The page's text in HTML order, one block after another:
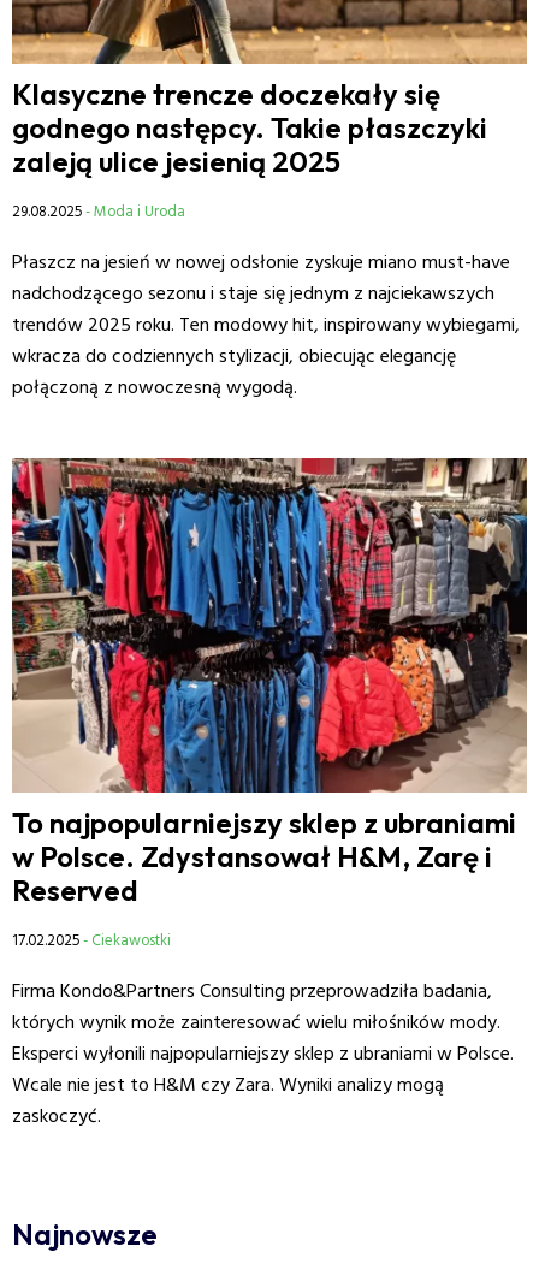
Klasyczne trencze doczekały się
godnego następcy. Takie płaszczyki
zaleją ulice jesienią 2025
29.08.2025- Moda i Uroda
Płaszcz na jesień w nowej odsłonie zyskuje miano must-have
nadchodzącego sezonu i staje się jednym z najciekawszych
trendów 2025 roku. Ten modowy hit, inspirowany wybiegami,
wkracza do codziennych stylizacji, obiecując elegancję
połączoną z nowoczesną wygodą.
To najpopularniejszy sklep z ubraniami
w Polsce. Zdystansował H&M, Zarę i
Reserved
17.02.2025- Ciekawostki
Firma Kondo&Partners Consulting przeprowadziła badania,
których wynik może zainteresować wielu miłośników mody.
Eksperci wyłonili najpopularniejszy sklep z ubraniami w Polsce.
Wcale nie jest to H&M czy Zara. Wyniki analizy mogą
zaskoczyć.
Najnowsze